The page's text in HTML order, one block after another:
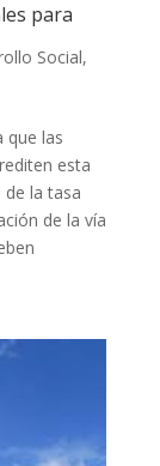
para
Social,
que las
esta
de la tasa
de la vía